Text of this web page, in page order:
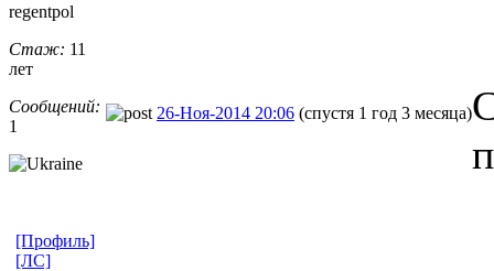
regentpol
Стаж: 11
лет
Сообщений:
1
26-Ноя-2014 20:06 (спустя 1 год 3 месяца)
[Профиль]
[ЛС]